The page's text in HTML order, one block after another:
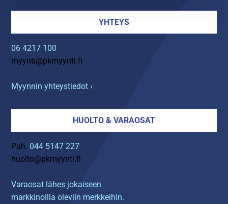
YHTEYS
06 4217 100
myynti@pkmyynti.fi
Myynnin yhteystiedot ›
HUOLTO & VARAOSAT
Puh. 044 5147 227
huolto@pkmyynti.fi
Varaosat lähes jokaiseen
markkinoilla oleviin merkkeihin.